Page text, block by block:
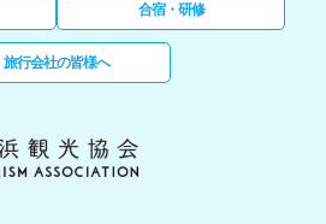
合宿・研修
旅行会社の皆様へ